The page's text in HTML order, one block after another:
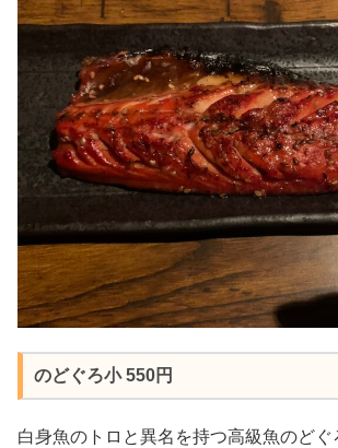
のどぐろ小 550円
白身魚のトロと異名を持つ高級魚のどぐ